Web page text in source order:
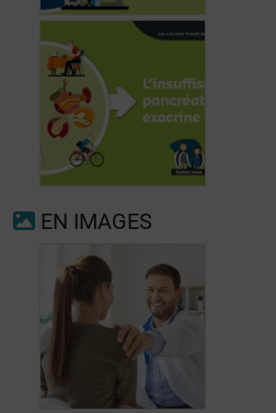
Fibrillation
auriculaire
Insuffisance
pancréatique
exocrine
EN IMAGES